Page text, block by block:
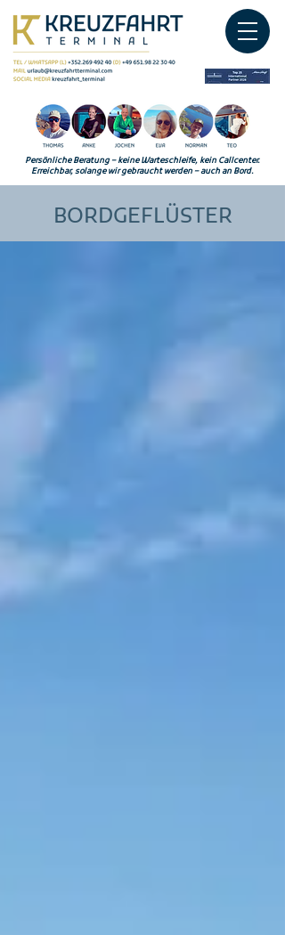
Persönliche Beratung – keine Warteschleife, kein Callcenter.
Erreichbar, solange wir gebraucht werden – auch an Bord.
BORDGEFLÜSTER